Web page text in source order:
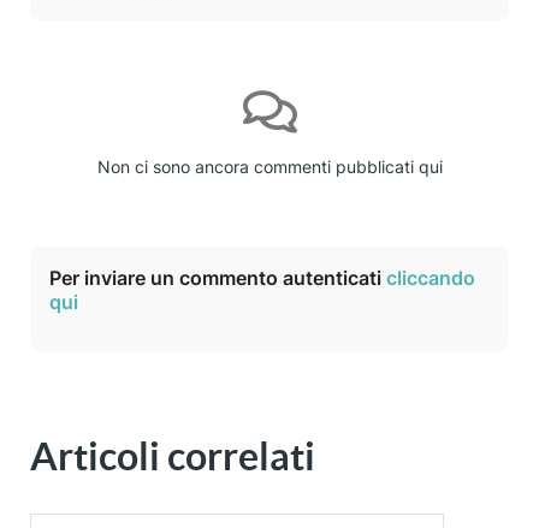
Non ci sono ancora commenti pubblicati qui
Per inviare un commento autenticati cliccando
qui
Articoli correlati